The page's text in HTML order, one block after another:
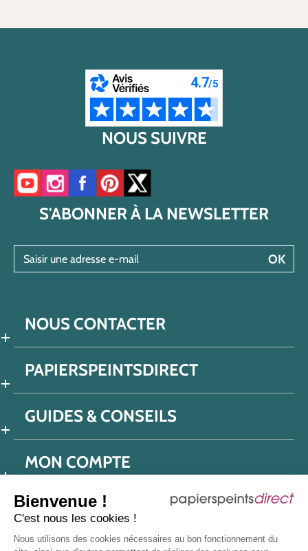
Bienvenue !
C'est nous les cookies !
Nous utilisons des cookies nécessaires au bon fonctionnement du
NOUS SUIVRE
Accéder à notre chaîne YouTube
Accéder à notre compte Instagram
Accéder à notre page Facebook
Accéder à notre compte Pinterest
Accéder à notre compte Twitter/X
S'ABONNER À LA NEWSLETTER
OK
NOUS CONTACTER
PAPIERSPEINTSDIRECT
GUIDES & CONSEILS
MON COMPTE